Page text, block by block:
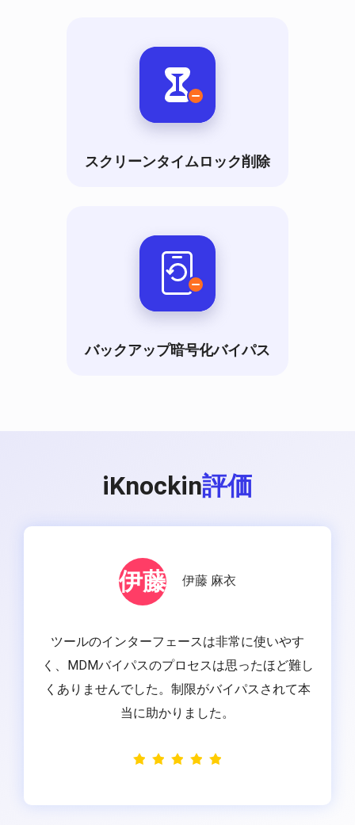
スクリーンタイムロック削除
バックアップ暗号化バイパス
iKnockin評価
伊藤 伊藤 麻衣
ツールのインターフェースは非常に使いやす
く、MDMバイパスのプロセスは思ったほど難し
くありませんでした。制限がバイパスされて本
当に助かりました。